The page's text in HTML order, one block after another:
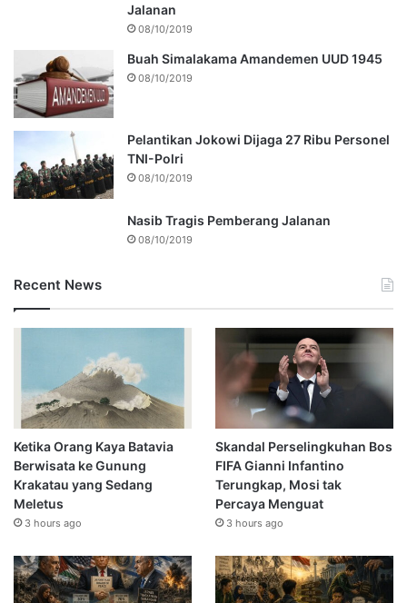
Jalanan
08/10/2019
Buah Simalakama Amandemen UUD 1945
08/10/2019
Pelantikan Jokowi Dijaga 27 Ribu Personel
TNI-Polri
08/10/2019
Nasib Tragis Pemberang Jalanan
08/10/2019
Recent News
Ketika Orang Kaya Batavia
Berwisata ke Gunung
Krakatau yang Sedang
Meletus
3 hours ago
Skandal Perselingkuhan Bos
FIFA Gianni Infantino
Terungkap, Mosi tak
Percaya Menguat
3 hours ago